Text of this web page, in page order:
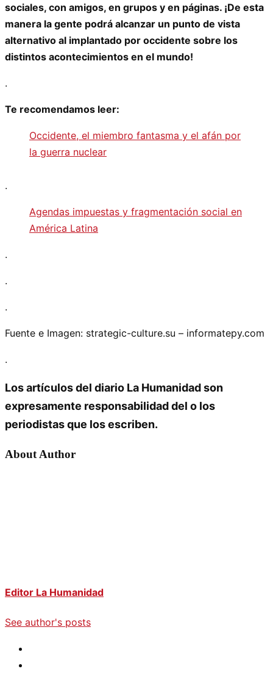
sociales, con amigos, en grupos y en páginas. ¡De esta
manera la gente podrá alcanzar un punto de vista
alternativo al implantado por occidente sobre los
distintos acontecimientos en el mundo!
.
Te recomendamos leer:
Occidente, el miembro fantasma y el afán por
la guerra nuclear
.
Agendas impuestas y fragmentación social en
América Latina
.
.
.
Fuente e Imagen: strategic-culture.su – informatepy.com
.
Los artículos del diario La Humanidad son
expresamente responsabilidad del o los
periodistas que los escriben.
About Author
Editor La Humanidad
See author's posts